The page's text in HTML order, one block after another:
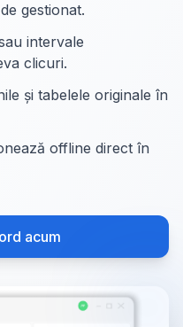
gestionat.
intervale
clicuri.
și tabelele originale în
offline direct în
acum